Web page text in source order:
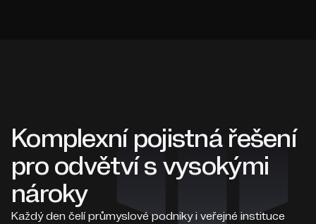
Komplexní pojistná řešení
pro odvětví s vysokými
nároky
Každý den čelí průmyslové podniky i veřejné instituce